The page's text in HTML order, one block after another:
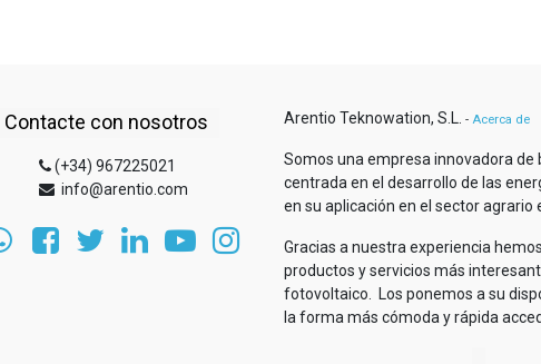
Contacte con nosotros
(+34) 967225021
info@arentio.com
Arentio Teknowation, S.L. - Acerca de
Somos una empresa innovadora de
centrada en el desarrollo de las
en su aplicación en el sector agrario
Gracias a nuestra experiencia
productos y servicios más
fotovoltaico. Los ponemos a su
la forma más cómoda y rápida